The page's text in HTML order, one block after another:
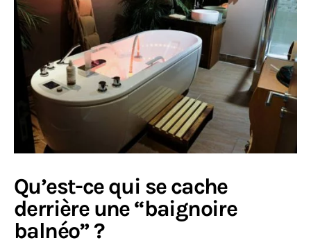
Qu’est-ce qui se cache
derrière une “baignoire
balnéo” ?